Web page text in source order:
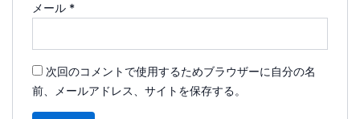
メール *
次回のコメントで使用するためブラウザーに自分の名
前、メールアドレス、サイトを保存する。